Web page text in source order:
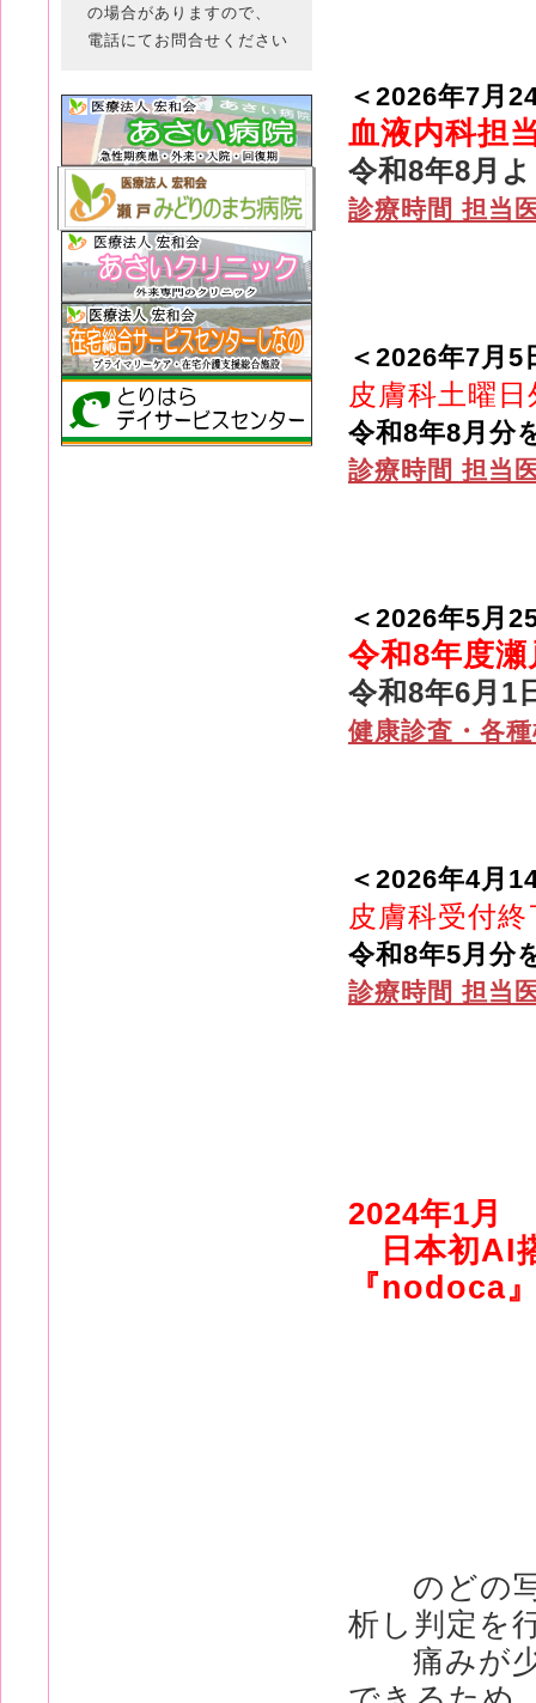
＜2026年7月
血液内科担
令和8年8月
診療時間 担当
＜2026年7月5
皮膚科土曜
令和8年8月分
診療時間 担当
＜2026年5月
令和8年度
令和8年6月1
健康診査・各
＜2026年4月
皮膚科受付
令和8年5月分
診療時間 担当
2024年1月
日本初AI
『nodoca
のどの写
析し判定を
痛みが少
の場合がありますので、
電話にてお問合せください